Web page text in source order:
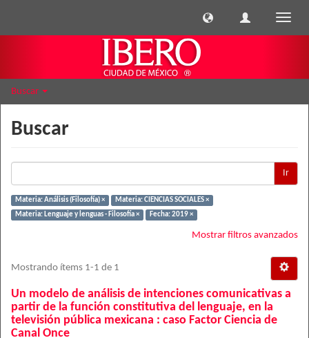
Buscar
Buscar
Ir
Materia: Análisis (Filosofía) ×
Materia: CIENCIAS SOCIALES ×
Materia: Lenguaje y lenguas - Filosofía ×
Fecha: 2019 ×
Mostrar filtros avanzados
Mostrando ítems 1-1 de 1
Un modelo de análisis de intenciones comunicativas a
partir de la función constitutiva del lenguaje, en la
televisión pública mexicana : caso Factor Ciencia de
Canal Once